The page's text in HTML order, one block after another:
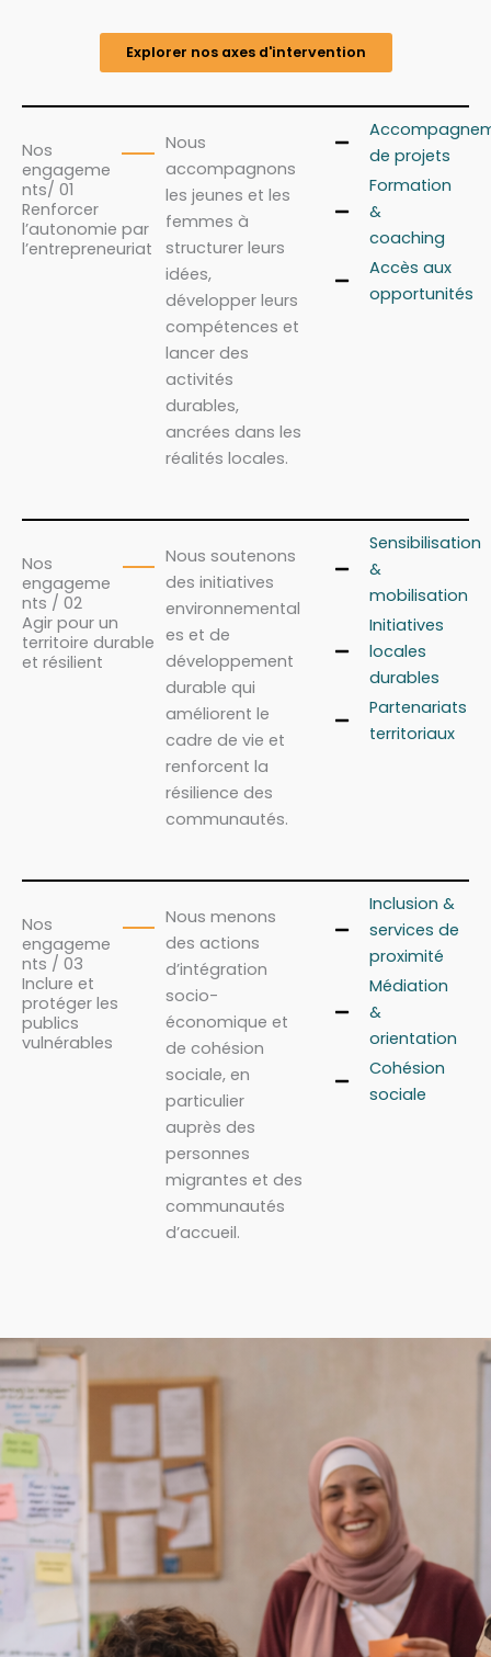
Explorer nos axes d'intervention
Nos
engageme
nts/ 01
Renforcer
l’autonomie par
l’entrepreneuriat
Nous
accompagnons
les jeunes et les
femmes à
structurer leurs
idées,
développer leurs
compétences et
lancer des
activités
durables,
ancrées dans les
réalités locales.
de projets
Formation
&
coaching
Accès aux
opportunités
Nos
engageme
nts / 02
Agir pour un
territoire durable
et résilient
Nous soutenons
des initiatives
environnemental
es et de
développement
durable qui
améliorent le
cadre de vie et
renforcent la
résilience des
communautés.
Sensibilisation
&
mobilisation
Initiatives
locales
durables
Partenariats
territoriaux
Nos
engageme
nts / 03
Inclure et
protéger les
publics
vulnérables
Nous menons
des actions
d’intégration
socio-
économique et
de cohésion
sociale, en
particulier
auprès des
personnes
migrantes et des
communautés
d’accueil.
Inclusion &
services de
proximité
Médiation
&
orientation
Cohésion
sociale